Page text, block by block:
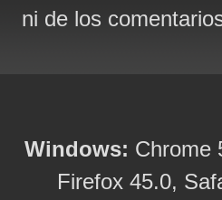
ni de los
Windows: Chrome
Firefox 45.0,